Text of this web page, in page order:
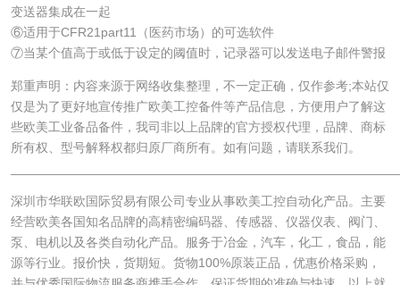
变送器集成在一起
⑥适用于CFR21part11（医药市场）的可选软件
⑦当某个值高于或低于设定的阈值时，记录器可以发送电子邮件警报
郑重声明：内容来源于网络收集整理，不一定正确，仅作参考;本站仅
仅是为了更好地宣传推广欧美工控备件等产品信息，方便用户了解这
些欧美工业备品备件，我司非以上品牌的官方授权代理，品牌、商标
所有权、型号解释权都归原厂商所有。如有问题，请联系我们。
深圳市华联欧国际贸易有限公司专业从事欧美工控自动化产品。主要
经营欧美各国知名品牌的高精密编码器、传感器、仪器仪表、阀门、
泵、电机以及各类自动化产品。服务于冶金，汽车，化工，食品，能
源等行业。报价快，货期短。货物100%原装正品，优惠价格采购，